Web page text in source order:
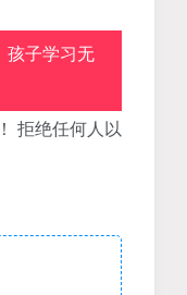
孩子学习无
拒绝任何人以